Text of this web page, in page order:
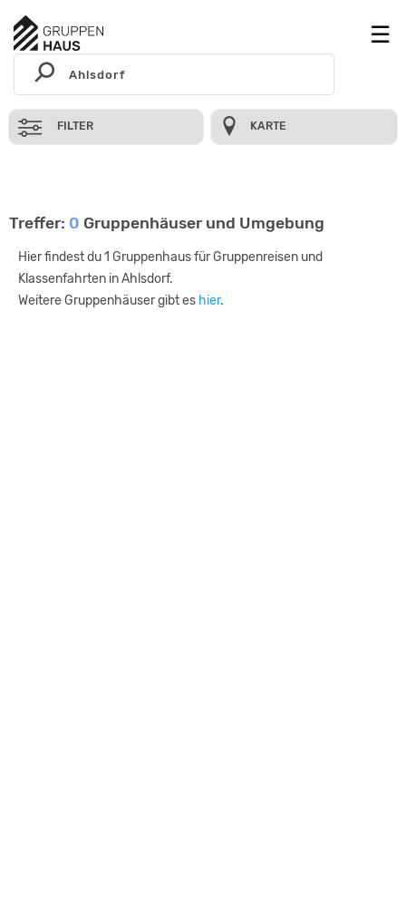
FILTER KARTE
Treffer: 0 Gruppenhäuser und Umgebung
Hier findest du 1 Gruppenhaus für Gruppenreisen und
Klassenfahrten in Ahlsdorf.
Weitere Gruppenhäuser gibt es hier.